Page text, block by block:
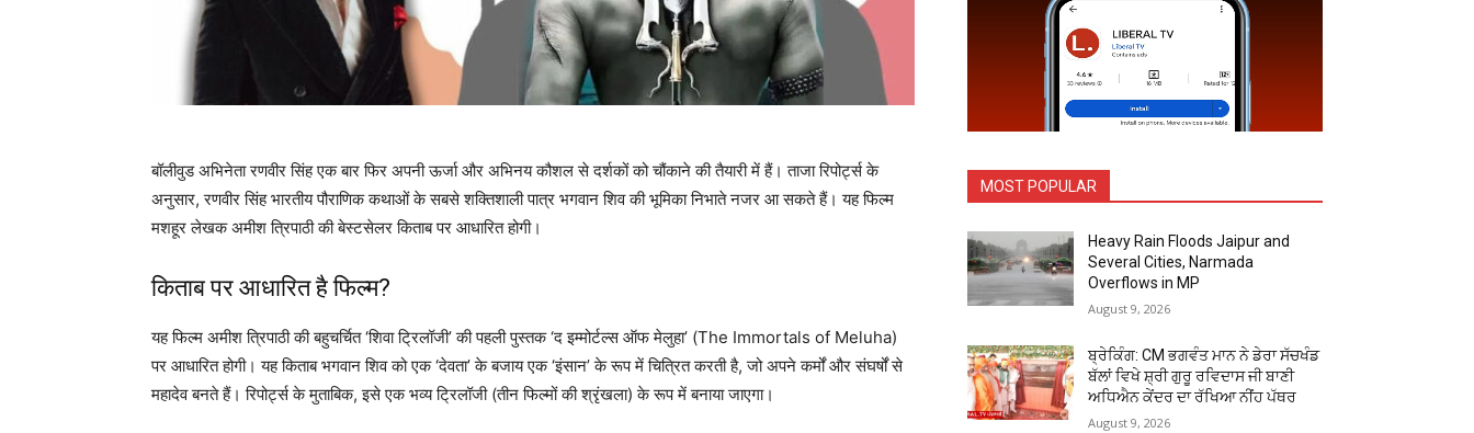
बॉलीवुड अभिनेता रणवीर सिंह एक बार फिर अपनी ऊर्जा और अभिनय कौशल से दर्शकों को चौंकाने की तैयारी में हैं। ताजा रिपोर्ट्स के
अनुसार, रणवीर सिंह भारतीय पौराणिक कथाओं के सबसे शक्तिशाली पात्र भगवान शिव की भूमिका निभाते नजर आ सकते हैं। यह फिल्म
मशहूर लेखक अमीश त्रिपाठी की बेस्टसेलर किताब पर आधारित होगी।
किताब पर आधारित है फिल्म?
यह फिल्म अमीश त्रिपाठी की बहुचर्चित ‘शिवा ट्रिलॉजी’ की पहली पुस्तक ‘द इम्मोर्टल्स ऑफ मेलुहा’ (The Immortals of Meluha)
पर आधारित होगी। यह किताब भगवान शिव को एक ‘देवता’ के बजाय एक ‘इंसान’ के रूप में चित्रित करती है, जो अपने कर्मों और संघर्षों से
महादेव बनते हैं। रिपोर्ट्स के मुताबिक, इसे एक भव्य ट्रिलॉजी (तीन फिल्मों की श्रृंखला) के रूप में बनाया जाएगा।
MOST POPULAR
Heavy Rain Floods Jaipur and
Several Cities, Narmada
Overflows in MP
August 9, 2026
ਬ੍ਰੇਕਿੰਗ: CM ਭਗਵੰਤ ਮਾਨ ਨੇ ਡੇਰਾ ਸੱਚਖੰਡ
ਬੱਲਾਂ ਵਿਖੇ ਸ਼੍ਰੀ ਗੁਰੂ ਰਵਿਦਾਸ ਜੀ ਬਾਣੀ
ਅਧਿਐਨ ਕੇਂਦਰ ਦਾ ਰੱਖਿਆ ਨੀਂਹ ਪੱਥਰ
August 9, 2026